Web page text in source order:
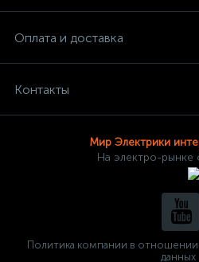
Оплата и доставка
Контакты
Мир Электрики
На электро-рынке
Политика компании в
данных